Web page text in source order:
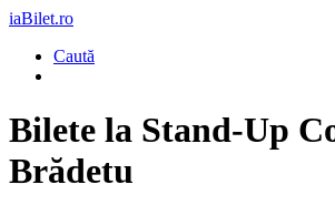
iaBilet.ro
Caută
Bilete la Stand-Up
Brădetu